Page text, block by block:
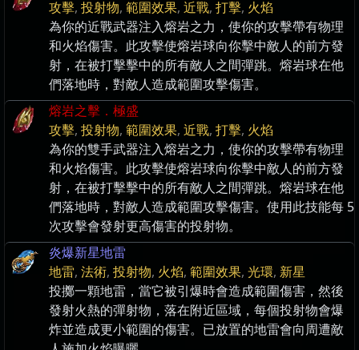
攻擊, 投射物, 範圍效果, 近戰, 打擊, 火焰
為你的近戰武器注入熔岩之力，使你的攻擊帶有物理
和火焰傷害。此攻擊使熔岩球向你擊中敵人的前方發
射，在被打擊擊中的所有敵人之間彈跳。熔岩球在他
們落地時，對敵人造成範圍攻擊傷害。
熔岩之擊．極盛
攻擊, 投射物, 範圍效果, 近戰, 打擊, 火焰
為你的雙手武器注入熔岩之力，使你的攻擊帶有物理
和火焰傷害。此攻擊使熔岩球向你擊中敵人的前方發
射，在被打擊擊中的所有敵人之間彈跳。熔岩球在他
們落地時，對敵人造成範圍攻擊傷害。使用此技能每 5
次攻擊會發射更高傷害的投射物。
炎爆新星地雷
地雷, 法術, 投射物, 火焰, 範圍效果, 光環, 新星
投擲一顆地雷，當它被引爆時會造成範圍傷害，然後
發射火熱的彈射物，落在附近區域，每個投射物會爆
炸並造成更小範圍的傷害。已放置的地雷會向周遭敵